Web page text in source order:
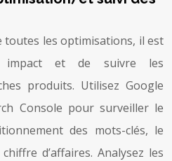
les optimisations, il est
impact et de suivre les
produits. Utilisez Google
Console pour surveiller le
des mots-clés, le
d’affaires. Analysez les